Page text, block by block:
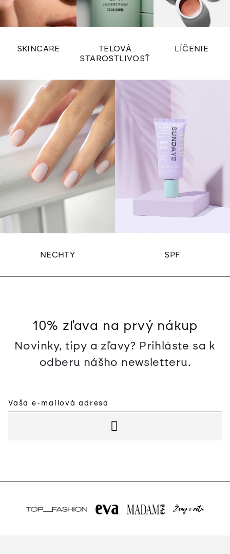
SKINCARE
TELOVÁ
STAROSTLIVOSŤ
LÍČENIE
NECHTY SPF
10% zľava na prvý nákup
Novinky, tipy a zľavy? Prihláste sa k
odberu nášho newsletteru.